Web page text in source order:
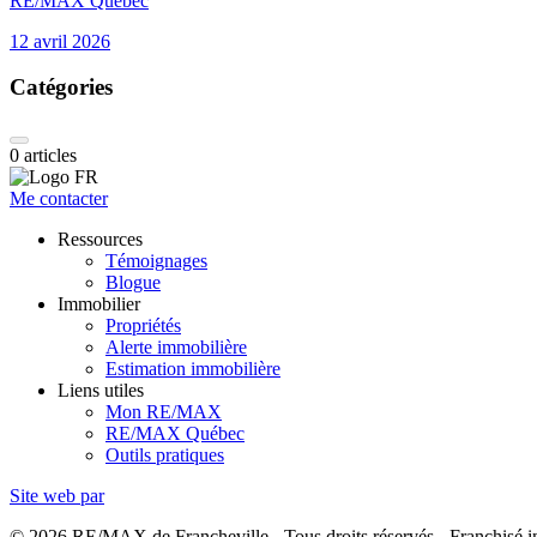
12 avril 2026
Catégories
0 articles
Me contacter
Ressources
Témoignages
Blogue
Immobilier
Propriétés
Alerte immobilière
Estimation immobilière
Liens utiles
Mon RE/MAX
RE/MAX Québec
Outils pratiques
Site web par